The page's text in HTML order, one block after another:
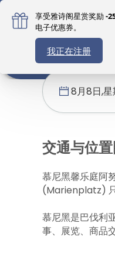
慕尼黑馨乐
可持续酒店
首页 馨乐庭服务公寓
交通与位
慕尼黑馨乐庭阿
(Marienplatz) 只
慕尼黑是巴伐利
事、展览、商品